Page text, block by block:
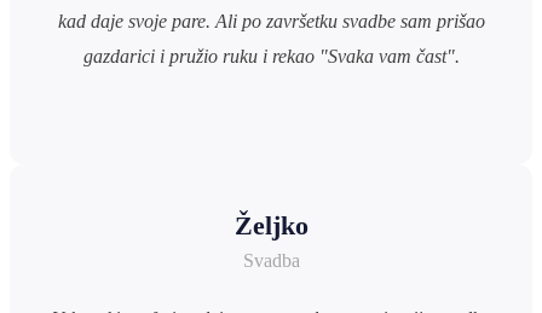
kad daje svoje pare. Ali po završetku svadbe sam prišao
gazdarici i pružio ruku i rekao "Svaka vam čast".
Željko
Svadba